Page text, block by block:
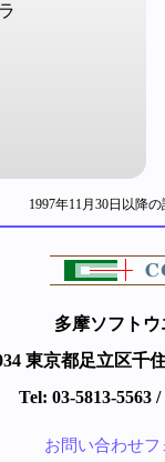
1997年11月30日以降
多摩ソフト
東京都足立区千
Tel: 03-5813-5563
お問い合わせ